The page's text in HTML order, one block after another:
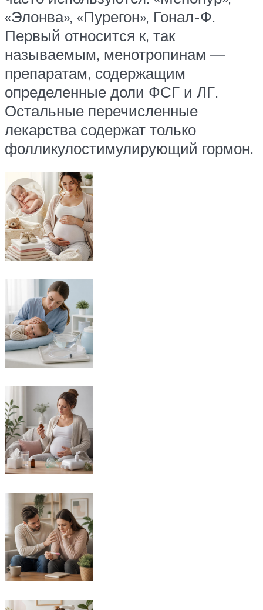
«Элонва», «Пурегон», Гонал-Ф.
Первый относится к, так
называемым, менотропинам —
препаратам, содержащим
определенные доли ФСГ и ЛГ.
Остальные перечисленные
лекарства содержат только
фолликулостимулирующий гормон.